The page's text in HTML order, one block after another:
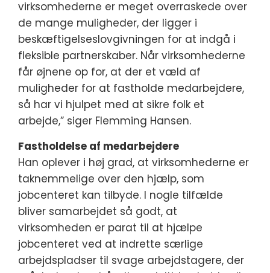
virksomhederne er meget overraskede over
de mange muligheder, der ligger i
beskæftigelseslovgivningen for at indgå i
fleksible partnerskaber. Når virksomhederne
får øjnene op for, at der et væld af
muligheder for at fastholde medarbejdere,
så har vi hjulpet med at sikre folk et
arbejde,” siger Flemming Hansen.
Fastholdelse af medarbejdere
Han oplever i høj grad, at virksomhederne er
taknemmelige over den hjælp, som
jobcenteret kan tilbyde. I nogle tilfælde
bliver samarbejdet så godt, at
virksomheden er parat til at hjælpe
jobcenteret ved at indrette særlige
arbejdspladser til svage arbejdstagere, der